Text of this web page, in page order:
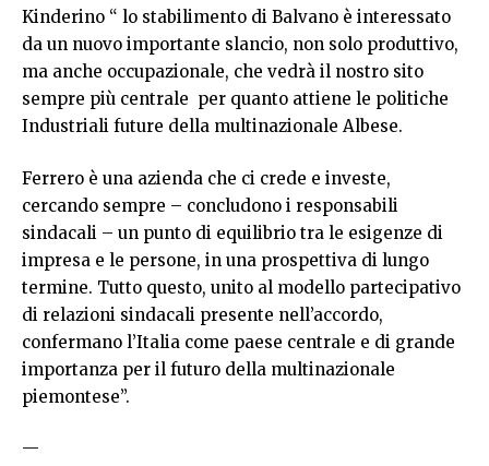
Kinderino “ lo stabilimento di Balvano è interessato
da un nuovo importante slancio, non solo produttivo,
ma anche occupazionale, che vedrà il nostro sito
sempre più centrale per quanto attiene le politiche
Industriali future della multinazionale Albese.
Ferrero è una azienda che ci crede e investe,
cercando sempre – concludono i responsabili
sindacali – un punto di equilibrio tra le esigenze di
impresa e le persone, in una prospettiva di lungo
termine. Tutto questo, unito al modello partecipativo
di relazioni sindacali presente nell’accordo,
confermano l’Italia come paese centrale e di grande
importanza per il futuro della multinazionale
piemontese”.
—